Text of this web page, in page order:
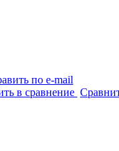
по e-mail
в сравнение